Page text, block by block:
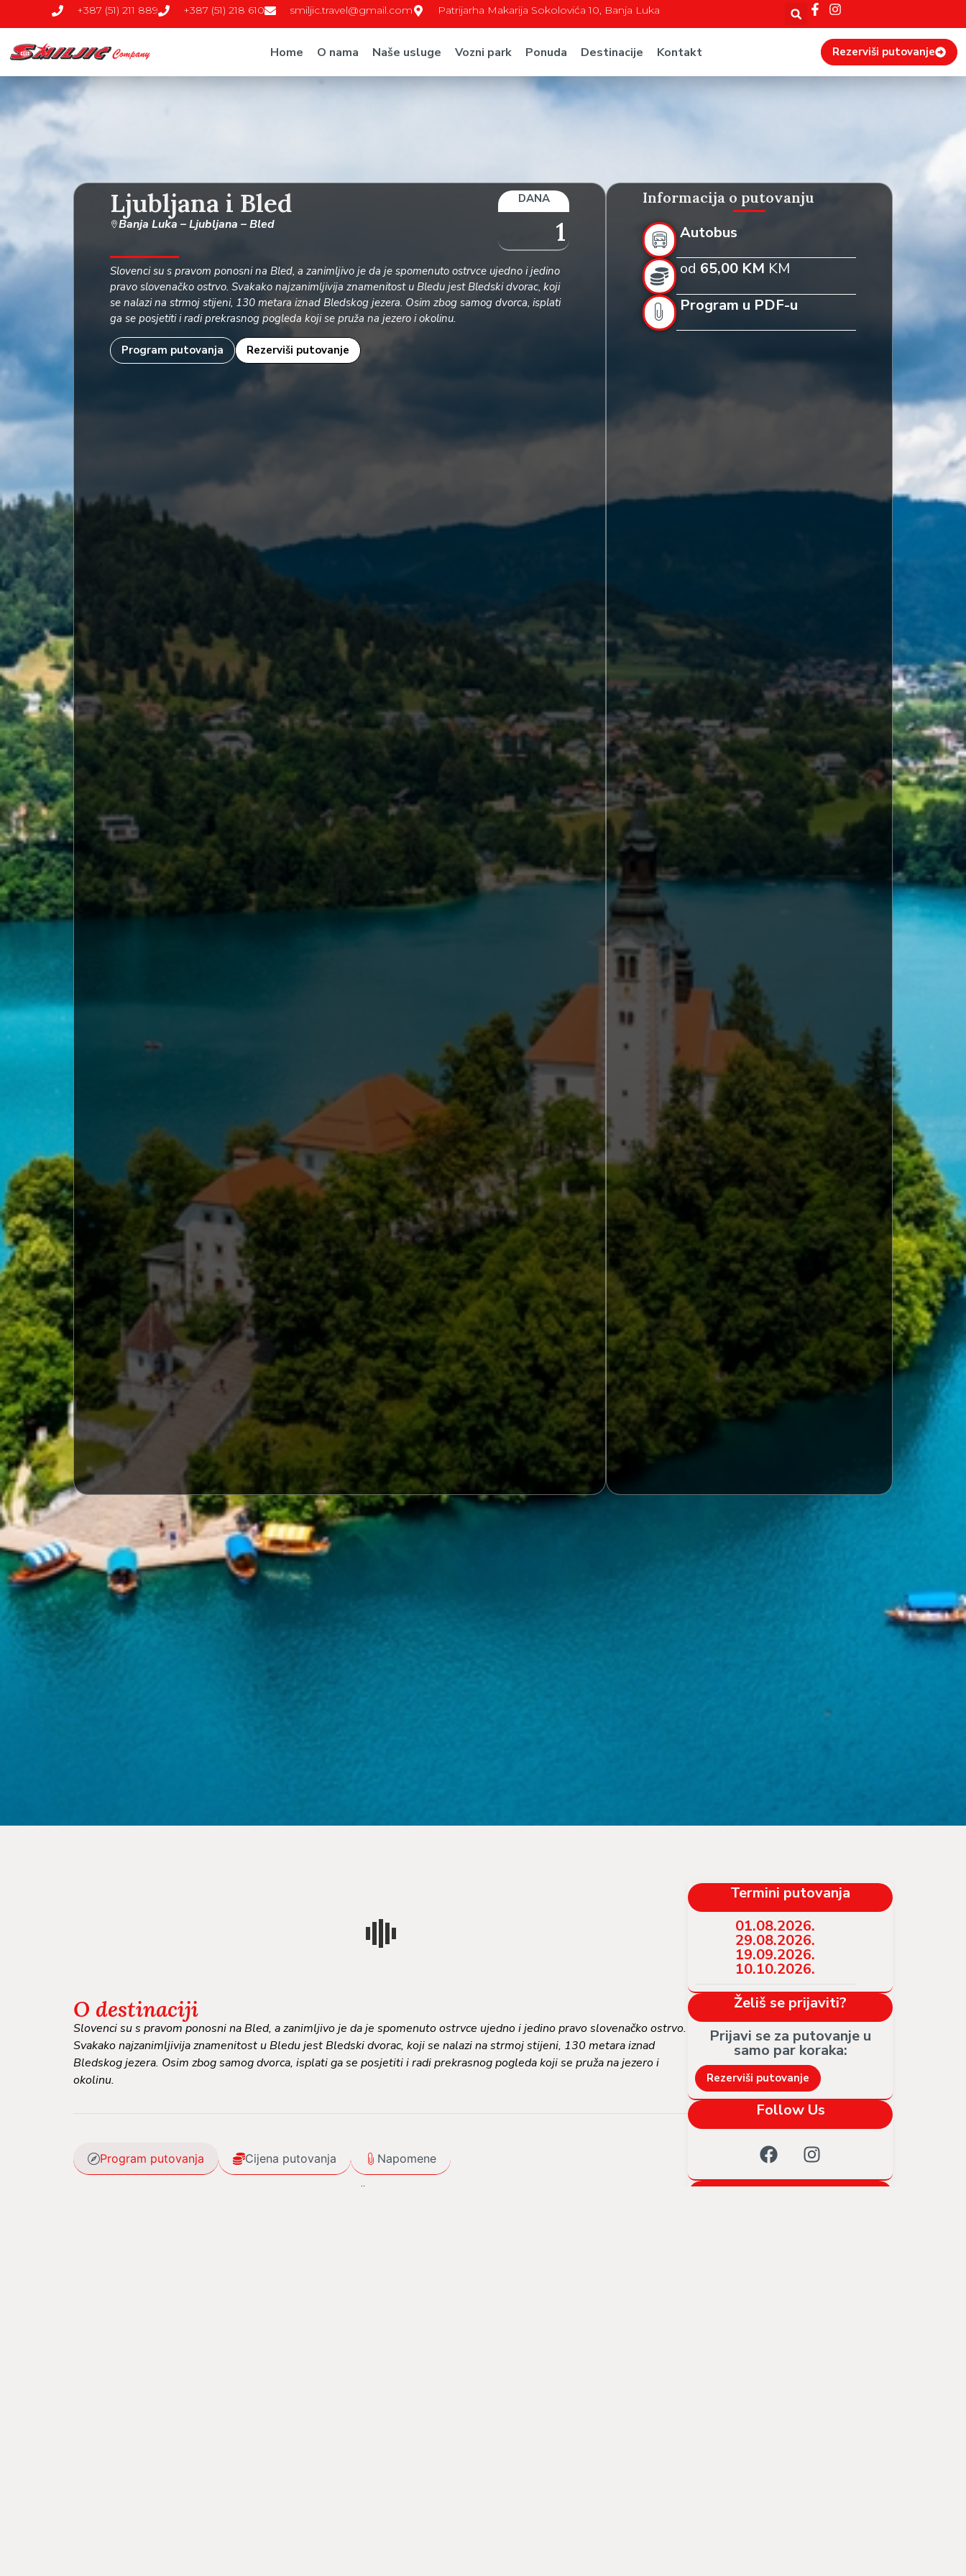
+387 (51) 211 889 +387 (51) 218 610 smiljic.travel@gmail.com Patrijarha Makarija Sokolovića 10, Banja Luka
Home O nama Naše usluge Vozni park Ponuda Destinacije Kontakt Rezerviši putovanje
Ljubljana i Bled
Banja Luka – Ljubljana – Bled
DANA
1
Slovenci su s pravom ponosni na Bled, a zanimljivo je da je spomenuto ostrvce ujedno i jedino
pravo slovenačko ostrvo. Svakako najzanimljivija znamenitost u Bledu jest Bledski dvorac, koji
se nalazi na strmoj stijeni, 130 metara iznad Bledskog jezera. Osim zbog samog dvorca, isplati
ga se posjetiti i radi prekrasnog pogleda koji se pruža na jezero i okolinu.
Program putovanja Rezerviši putovanje
Informacija o putovanju
Autobus
od 65,00 KM KM
Program u PDF-u
O destinaciji
Slovenci su s pravom ponosni na Bled, a zanimljivo je da je spomenuto ostrvce ujedno i jedino pravo slovenačko ostrvo.
Svakako najzanimljivija znamenitost u Bledu jest Bledski dvorac, koji se nalazi na strmoj stijeni, 130 metara iznad
Bledskog jezera. Osim zbog samog dvorca, isplati ga se posjetiti i radi prekrasnog pogleda koji se pruža na jezero i
okolinu.
Program putovanja Cijena putovanja Napomene
Polazak iz Banjaluke u 02.00h sa Nove stanice , iz Gradiške u 02:45:h CAFFE BAR MLIN.
Termini putovanja
01.08.2026.
29.08.2026.
19.09.2026.
10.10.2026.
Želiš se prijaviti?
Prijavi se za putovanje u
samo par koraka:​
Rezerviši putovanje
Follow Us